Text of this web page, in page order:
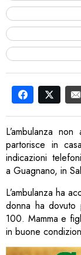
L’ambulanza
partorisce in
indicazioni
a Guagnano, in
L’ambulanza ha
donna ha
100. Mamma e
in buone